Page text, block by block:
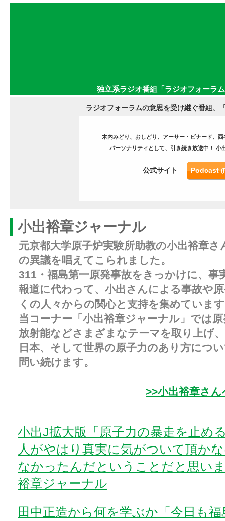
独立系ラジオ番組「ラジオフォーラ
ラジオフォーラムの意思を受け継ぐ番組、
木内みどり、おしどり、アーサー・ビナード、
パーソナリティとして、引き続き放送中！ 小
公式サイト Podcast
小出裕章ジャーナル
元京都大学原子炉実験所助教の小出裕章
の異議を唱えてこられました。
311・福島第一原発事故をきっかけに、事
報道に代わって、小出さんによる事故や
くの人々からの関心と支持を集めていま
当コーナー「小出裕章ジャーナル」では
放射能などさまざまなテーマを取り上げ、
日本、そして世界の原子力のあり方につ
問い続けます。
>>小出裕章さ
小出J拡大版「原子力の暴走を止め
人がやはり真実に気がついて頂か
なかったんだということだと思い
裕章ジャーナル
田中正造から何を学ぶか「今日も